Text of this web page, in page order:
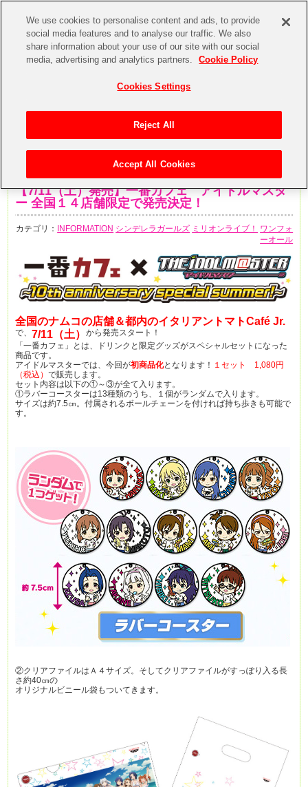
【7/11（土）発売】一番カフェ アイドルマスタ
ー 全国１４店舗限定で発売決定！
カテゴリ： INFORMATION シンデレラガールズ ミリオンライブ！
ワンフォ
ーオール
全国のナムコの店舗＆都内のイタリアントマトCafé Jr.
で、 7/11（土）
から発売スタート！
「一番カフェ」とは、ドリンクと限定グッズがスペシャルセットになった
商品です。
アイドルマスターでは、今回が初商品化となります！ １セット 1,080円
（税込） で販売します。
セット内容は以下の①～③が全て入ります。
①ラバーコースターは13種類のうち、１個がランダムで入ります。
サイズは約7.5㎝。付属されるボールチェーンを付ければ持ち歩きも可能で
す。
②クリアファイルはＡ４サイズ。そしてクリアファイルがすっぽり入る長
さ約40㎝の
オリジナルビニール袋もついてきます。
We use cookies to personalise content and ads, to provide
social media features and to analyse our traffic. We also
share information about your use of our site with our social
media, advertising and analytics partners.
Cookie Policy
Cookies Settings
Reject All
Accept All Cookies